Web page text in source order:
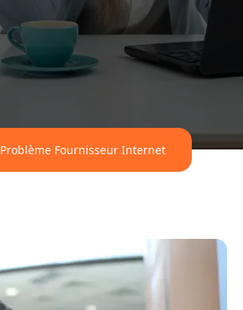
Problème Fournisseur Internet